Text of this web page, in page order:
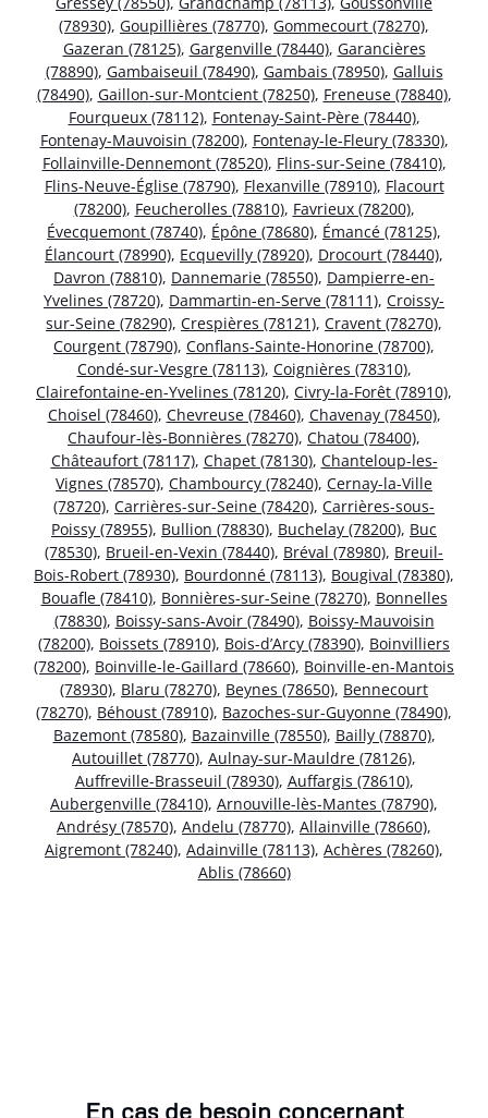
(78930), Goupillières (78770), Gommecourt (78270),
Gazeran (78125), Gargenville (78440), Garancières
(78890), Gambaiseuil (78490), Gambais (78950), Galluis
(78490), Gaillon-sur-Montcient (78250), Freneuse (78840),
Fourqueux (78112), Fontenay-Saint-Père (78440),
Fontenay-Mauvoisin (78200), Fontenay-le-Fleury (78330),
Follainville-Dennemont (78520), Flins-sur-Seine (78410),
Flins-Neuve-Église (78790), Flexanville (78910), Flacourt
(78200), Feucherolles (78810), Favrieux (78200),
Évecquemont (78740), Épône (78680), Émancé (78125),
Élancourt (78990), Ecquevilly (78920), Drocourt (78440),
Davron (78810), Dannemarie (78550), Dampierre-en-
Yvelines (78720), Dammartin-en-Serve (78111), Croissy-
sur-Seine (78290), Crespières (78121), Cravent (78270),
Courgent (78790), Conflans-Sainte-Honorine (78700),
Condé-sur-Vesgre (78113), Coignières (78310),
Clairefontaine-en-Yvelines (78120), Civry-la-Forêt (78910),
Choisel (78460), Chevreuse (78460), Chavenay (78450),
Chaufour-lès-Bonnières (78270), Chatou (78400),
Châteaufort (78117), Chapet (78130), Chanteloup-les-
Vignes (78570), Chambourcy (78240), Cernay-la-Ville
(78720), Carrières-sur-Seine (78420), Carrières-sous-
Poissy (78955), Bullion (78830), Buchelay (78200), Buc
(78530), Brueil-en-Vexin (78440), Bréval (78980), Breuil-
Bois-Robert (78930), Bourdonné (78113), Bougival (78380),
Bouafle (78410), Bonnières-sur-Seine (78270), Bonnelles
(78830), Boissy-sans-Avoir (78490), Boissy-Mauvoisin
(78200), Boissets (78910), Bois-d’Arcy (78390), Boinvilliers
(78200), Boinville-le-Gaillard (78660), Boinville-en-Mantois
(78930), Blaru (78270), Beynes (78650), Bennecourt
(78270), Béhoust (78910), Bazoches-sur-Guyonne (78490),
Bazemont (78580), Bazainville (78550), Bailly (78870),
Autouillet (78770), Aulnay-sur-Mauldre (78126),
Auffreville-Brasseuil (78930), Auffargis (78610),
Aubergenville (78410), Arnouville-lès-Mantes (78790),
Andrésy (78570), Andelu (78770), Allainville (78660),
Aigremont (78240), Adainville (78113), Achères (78260),
Ablis (78660)
En cas de besoin concernant